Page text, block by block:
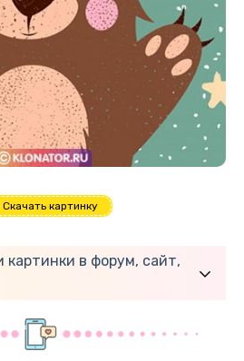
Скачать картинку
картинки в форум, сайт,